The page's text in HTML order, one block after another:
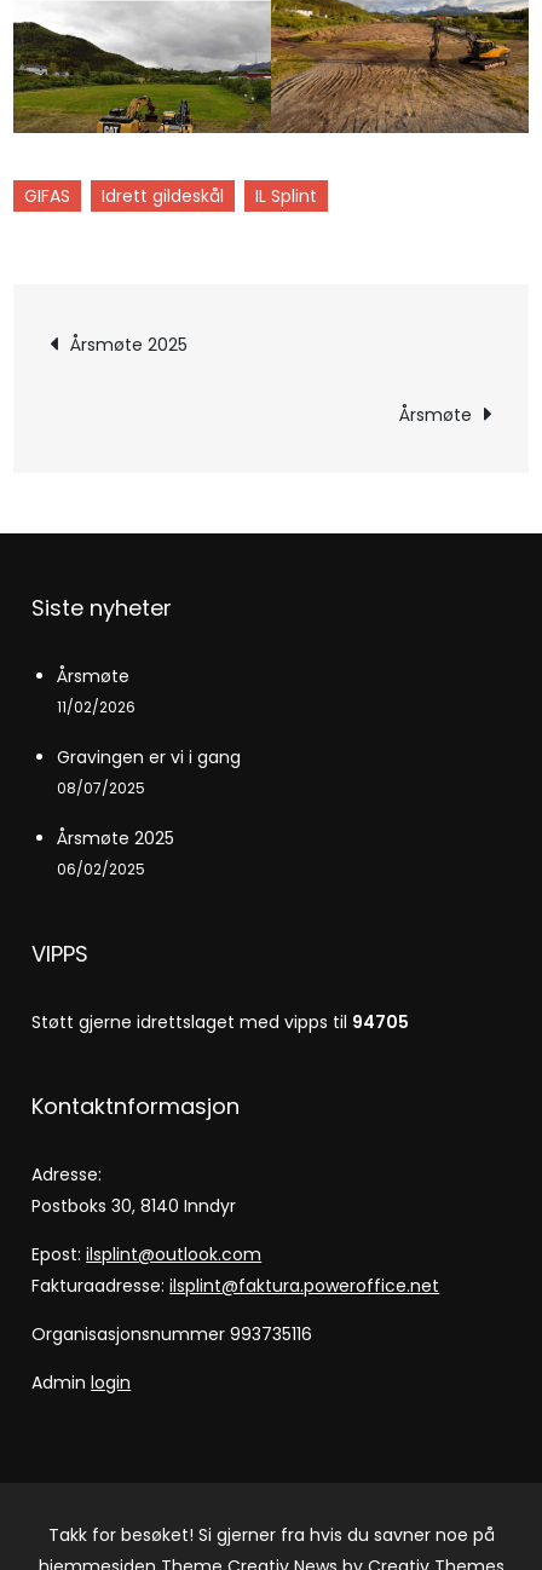
GIFAS Idrett gildeskål IL Splint
Årsmøte 2025
Årsmøte
Siste nyheter
Årsmøte
11/02/2026
Gravingen er vi i gang
08/07/2025
Årsmøte 2025
06/02/2025
VIPPS
Støtt gjerne idrettslaget med vipps til 94705
Kontaktnformasjon
Adresse:
Postboks 30, 8140 Inndyr
Epost:ilsplint@outlook.com
Fakturaadresse:ilsplint@faktura.poweroffice.net
Organisasjonsnummer 993735116
Adminlogin
Takk for besøket! Si gjerner fra hvis du savner noe på